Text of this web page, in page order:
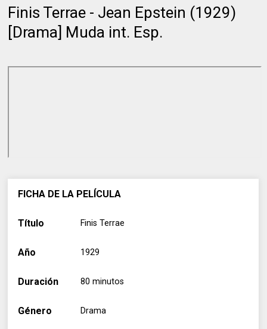
Finis Terrae - Jean Epstein (1929)
[Drama] Muda int. Esp.
FICHA DE LA PELÍCULA
Título Finis Terrae
Año 1929
Duración 80 minutos
Género Drama